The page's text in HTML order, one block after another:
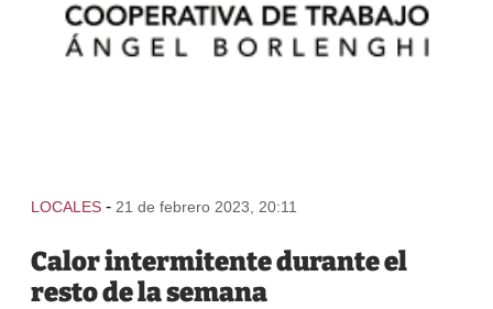
LOCALES - 21 de febrero 2023, 20:11
Calor intermitente durante el
resto de la semana